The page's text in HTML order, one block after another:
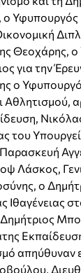
ο Υφυπουργός
Θεοχάρης,
για την
ο
του
Λάσκος,
ο
Ιθαγένειας
απηύθυναν